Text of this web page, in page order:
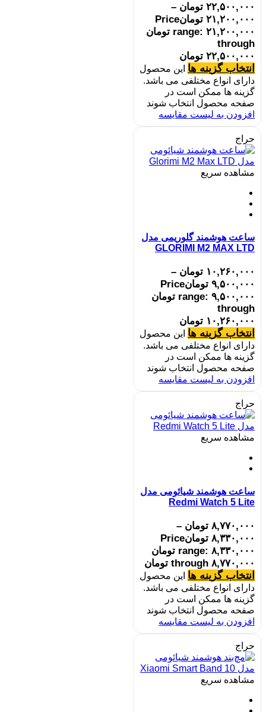
۲۲,۵۰۰,۰۰۰ تومان –
۲۱,۲۰۰,۰۰۰ تومانPrice
range: ۲۱,۲۰۰,۰۰۰ تومان
through
۲۲,۵۰۰,۰۰۰ تومان
انتخاب گزینه ها این محصول
دارای انواع مختلفی می باشد.
گزینه ها ممکن است در
صفحه محصول انتخاب شوند
افزودن به لیست مقایسه
حراج
مشاهده سریع
ساعت هوشمند گلوریمی مدل
GLORIMI M2 MAX LTD
۱۰,۲۶۰,۰۰۰ تومان –
۹,۵۰۰,۰۰۰ تومانPrice
range: ۹,۵۰۰,۰۰۰ تومان
through
۱۰,۲۶۰,۰۰۰ تومان
انتخاب گزینه ها این محصول
دارای انواع مختلفی می باشد.
گزینه ها ممکن است در
صفحه محصول انتخاب شوند
افزودن به لیست مقایسه
حراج
مشاهده سریع
ساعت هوشمند شیائومی مدل
Redmi Watch 5 Lite
۸,۷۷۰,۰۰۰ تومان –
۸,۳۳۰,۰۰۰ تومانPrice
range: ۸,۳۳۰,۰۰۰ تومان
through ۸,۷۷۰,۰۰۰ تومان
انتخاب گزینه ها این محصول
دارای انواع مختلفی می باشد.
گزینه ها ممکن است در
صفحه محصول انتخاب شوند
افزودن به لیست مقایسه
حراج
مشاهده سریع